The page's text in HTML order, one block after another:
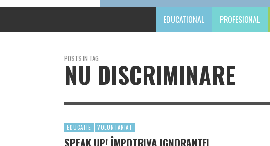
EDUCATIONAL PROFESIONAL
POSTS IN TAG
NU DISCRIMINARE
EDUCATIE VOLUNTARIAT
SPEAK UP! ÎMPOTRIVA IGNORANȚEI,